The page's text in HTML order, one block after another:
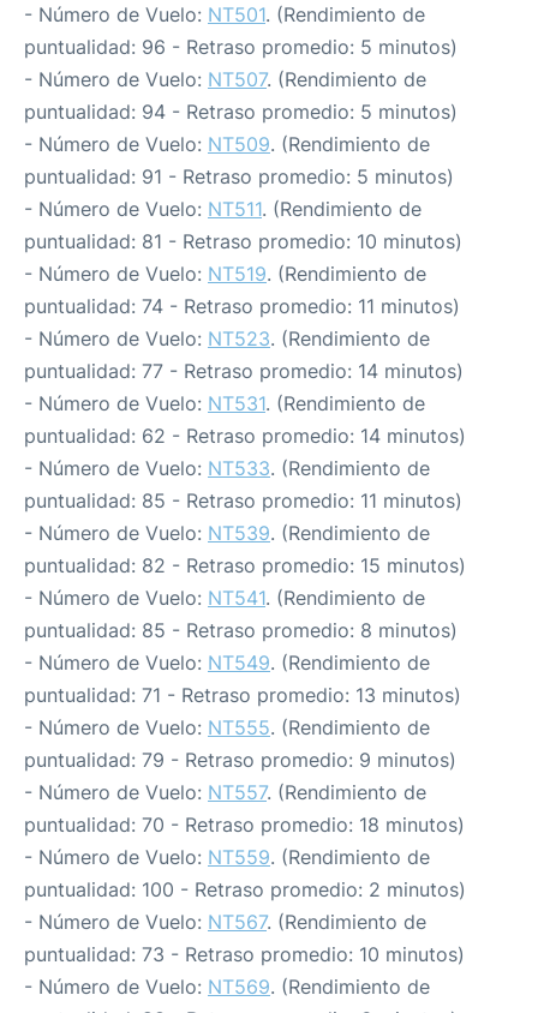
- Número de Vuelo: NT501. (Rendimiento de
puntualidad: 96 - Retraso promedio: 5 minutos)
- Número de Vuelo: NT507. (Rendimiento de
puntualidad: 94 - Retraso promedio: 5 minutos)
- Número de Vuelo: NT509. (Rendimiento de
puntualidad: 91 - Retraso promedio: 5 minutos)
- Número de Vuelo: NT511. (Rendimiento de
puntualidad: 81 - Retraso promedio: 10 minutos)
- Número de Vuelo: NT519. (Rendimiento de
puntualidad: 74 - Retraso promedio: 11 minutos)
- Número de Vuelo: NT523. (Rendimiento de
puntualidad: 77 - Retraso promedio: 14 minutos)
- Número de Vuelo: NT531. (Rendimiento de
puntualidad: 62 - Retraso promedio: 14 minutos)
- Número de Vuelo: NT533. (Rendimiento de
puntualidad: 85 - Retraso promedio: 11 minutos)
- Número de Vuelo: NT539. (Rendimiento de
puntualidad: 82 - Retraso promedio: 15 minutos)
- Número de Vuelo: NT541. (Rendimiento de
puntualidad: 85 - Retraso promedio: 8 minutos)
- Número de Vuelo: NT549. (Rendimiento de
puntualidad: 71 - Retraso promedio: 13 minutos)
- Número de Vuelo: NT555. (Rendimiento de
puntualidad: 79 - Retraso promedio: 9 minutos)
- Número de Vuelo: NT557. (Rendimiento de
puntualidad: 70 - Retraso promedio: 18 minutos)
- Número de Vuelo: NT559. (Rendimiento de
puntualidad: 100 - Retraso promedio: 2 minutos)
- Número de Vuelo: NT567. (Rendimiento de
puntualidad: 73 - Retraso promedio: 10 minutos)
- Número de Vuelo: NT569. (Rendimiento de